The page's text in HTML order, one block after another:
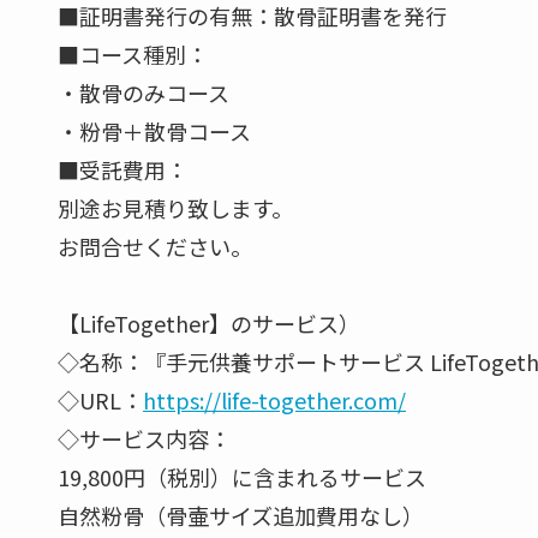
■証明書発行の有無：散骨証明書を発行
■コース種別：
・散骨のみコース
・粉骨＋散骨コース
■受託費用：
別途お見積り致します。
お問合せください。
【LifeTogether】のサービス）
◇名称：『手元供養サポートサービス
◇URL： https://life-together.com/
◇サービス内容：
19,800円（税別）に含まれるサービス
自然粉骨（骨壷サイズ追加費用なし）